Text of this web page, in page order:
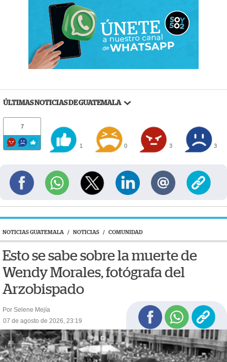
ÚLTIMAS NOTICIAS DE GUATEMALA
7
1 0 3 3
NOTICIAS GUATEMALA / NOTICIAS / COMUNIDAD
Esto se sabe sobre la muerte de
Wendy Morales, fotógrafa del
Arzobispado
Por Selene Mejía
07 de agosto de 2026, 23:19